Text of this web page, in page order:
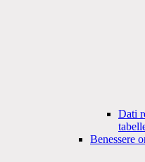
Dati
Benessere